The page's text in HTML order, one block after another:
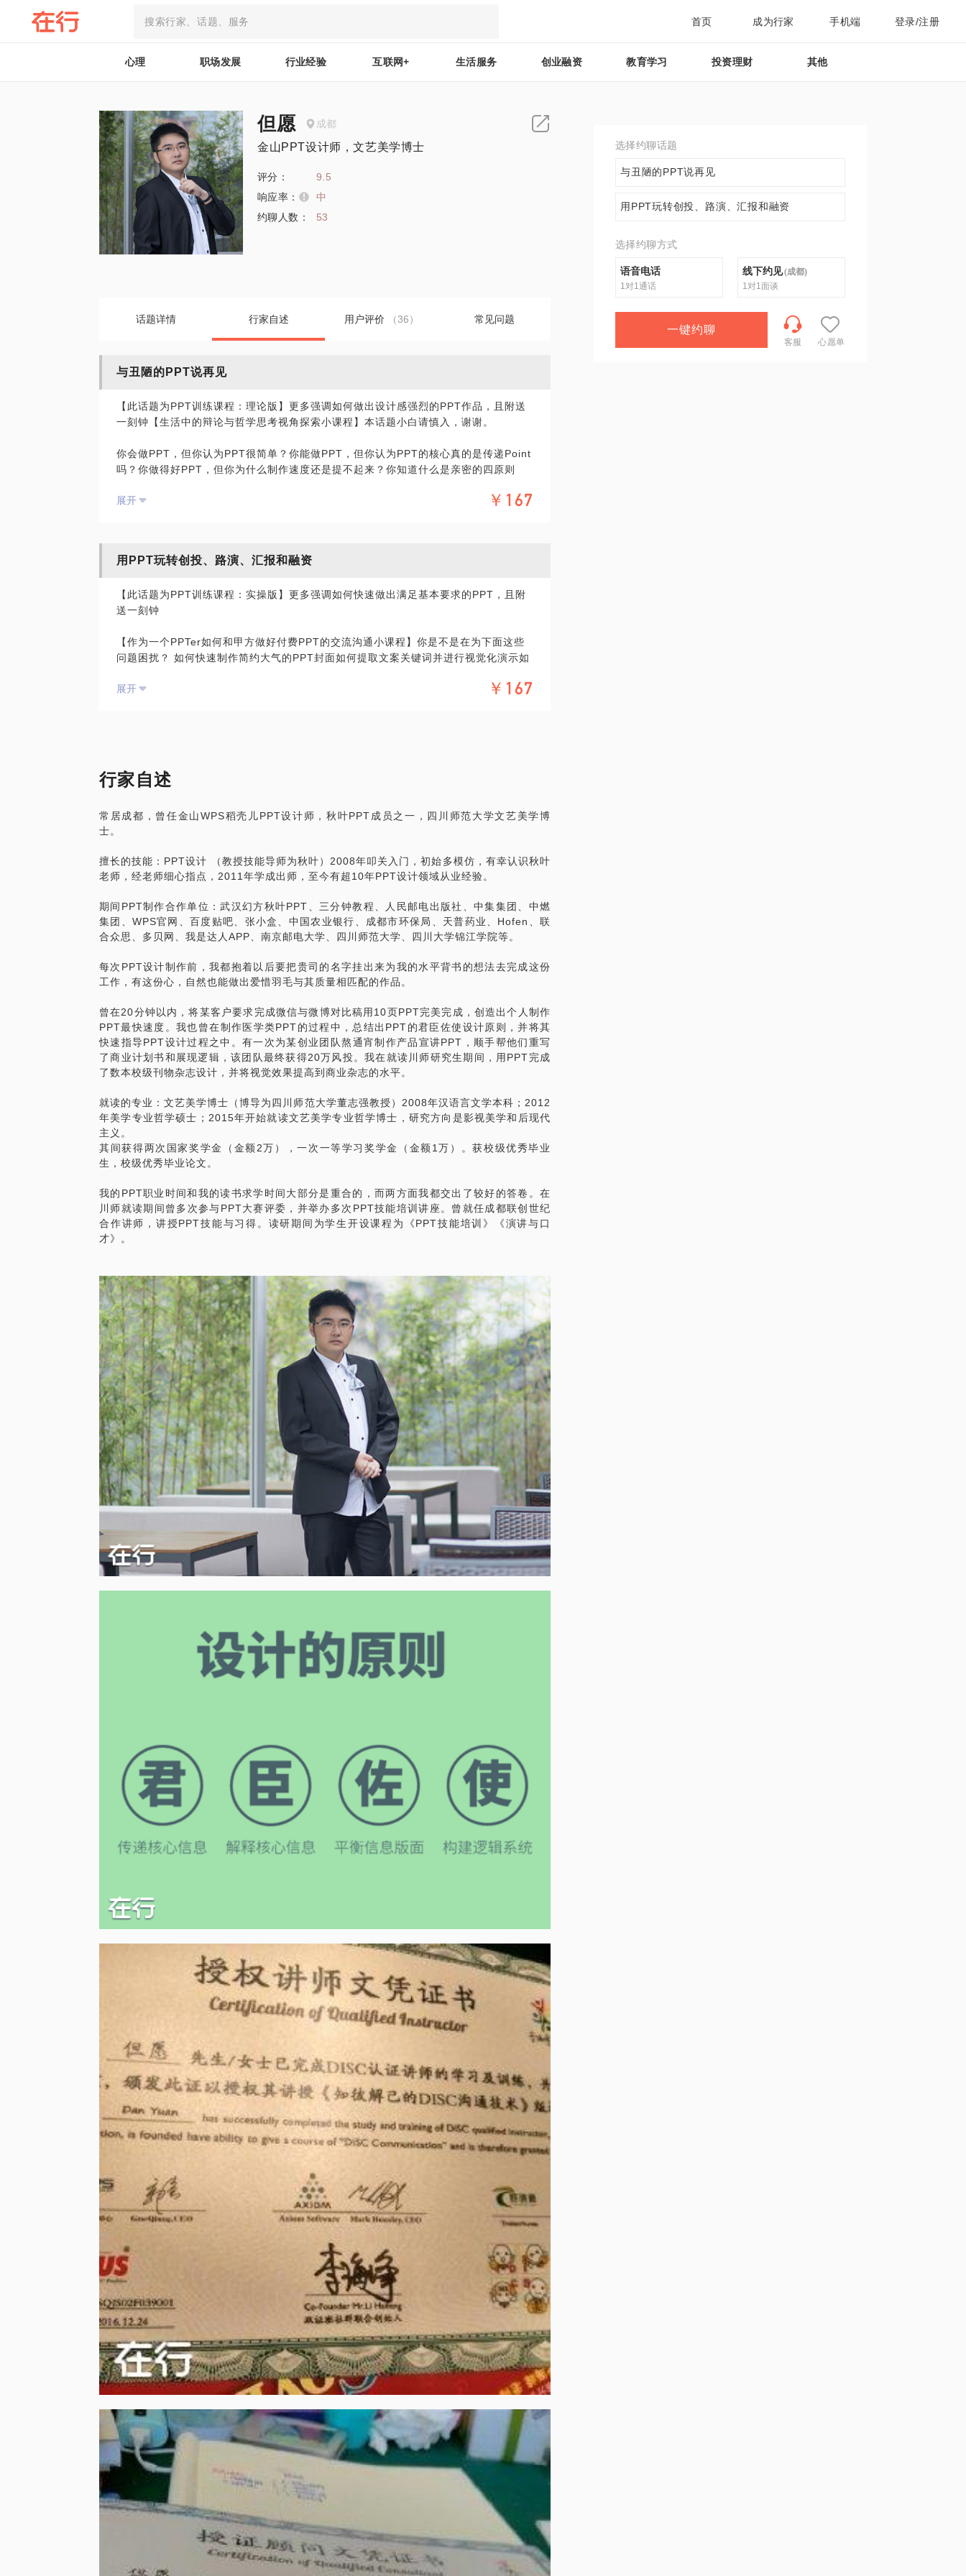
首页 成为行家 手机端 登录/注册
心理 职场发展 行业经验 互联网+ 生活服务 创业融资 教育学习 投资理财 其他
但愿 成都
金山PPT设计师，文艺美学博士
评分：
9.5
响应率：
中
约聊人数：
53
话题详情 行家自述 用户评价 （36） 常见问题
与丑陋的PPT说再见
【此话题为PPT训练课程：理论版】更多强调如何做出设计感强烈的PPT作品，且附送
一刻钟【生活中的辩论与哲学思考视角探索小课程】本话题小白请慎入，谢谢。
你会做PPT，但你认为PPT很简单？你能做PPT，但你认为PPT的核心真的是传递Point
吗？你做得好PPT，但你为什么制作速度还是提不起来？你知道什么是亲密的四原则
豪斯学派提出了点线面吗？你知道中医药的君臣佐使如何指导PPT设计理念？你知道掌
的人才懂得怎么总结怎么运用。大多数初学者根本连逻辑和下笔都没有跟上观察，就不
家消化。你没办法靠感性作画去练，那不就得靠理性作画去练了嘛。
矣。法于何立？立于一画。一画者，众有之本，万象之根。见用于神，藏用于人，而世
人不知。所以一画之法，乃自我立。立一画之法者，盖以无法生有法，以有法贯众法
于中。 自一以分万，自万以治一。化一而成掞缊，天下之能事毕矣。 任何技艺都是如
在PPT行业，这样的人更多。所有说PPT是传递point的人，基本上都是缺乏基本的逻
辑。PPT传递point？那么PS不传递point？AI不传递point？海报不传递point？这哪是P
用的不是辅助工具？那么什么是用ppt思维思考ppt。其实就是设计思维。你听说过用ps
思维制作ps？听说过用ai思维制作ai？不要被这种循环解释的名词迷惑了。名字叫powe
photo变得shop？ 再说一遍，本话题小白请慎入；接受在咖啡店、茶楼、KFC等一切有
网络的地方聊天；在见面前请带上你的1-3份作品，我们一起分析，如果有电脑，最好也
带上。
————————————————————————
关于价格要稍微详细地说一下：①面见一位学员一小时是300元，如在同一时间段面见
超过一位学员，新增一位就会新增20%的费用。【如1小时2学员是 300+60元，2小时2
学员是2*（360）元】②由于PPT话题的特殊性，在行约见学员与员工培训比较相似，
按照现场人数和面见地点（即不在咖啡厅在公司内）情况认定。一旦认定为员工培训，
且超过1.5个小时。将按照每1.5小时800元进行收费，并报销来往交通费。③在面见前
好的设计理念，助你PPT设计上天
展开 ￥167
用PPT玩转创投、路演、汇报和融资
【此话题为PPT训练课程：实操版】更多强调如何快速做出满足基本要求的PPT，且附
送一刻钟
【作为一个PPTer如何和甲方做好付费PPT的交流沟通小课程】你是不是在为下面这些
问题困扰？ 如何快速制作简约大气的PPT封面如何提取文案关键词并进行视觉化演示如
在不能改变原始结构的前提下，将PPT降噪如何将关系图美观化
如何用PPT制作灯箱广告如何用PPT快速完成分享总结
如何用PPT制作商用个人名片/专家介绍
如何用PPT制作热点营销
【逻辑】将你的商演PPT以更具有说服力的逻辑和结构发布
【文案】商务化商演PPT演讲过程中的文案，使其更具传播性
——————————————————————
最后达到“三化”——逻辑清晰化、文案传播化、版面美观化
——————————————————————
程、中集集团、中燃集团、天普药业、Hofen、联合众思、WPS官网、百度贴吧、多贝
网、我是达人、海港集团、Wemedia、多听电台、U148、中国移动、时代凯瑞、明思
教育、联创世纪政教：成都市高新区环保局、清远市政府、人民邮电出版社、中小学生
创新作文大赛四川组委会、邓飞-免费午餐、中国人民解放军集团军（建军节宣传PP
T）、中国大学的历史与走向讲座学校：南京邮电大学、四川大学、武汉理工大学、四川
师范大学、川师附中、成都四中外国语实验中学、西南石油大学、四川大学锦江学院、
美学与美育研究中心银行：中国农业银行、中国建设银行杂志：天堂桌子读书会电子
阿坝州州级培训汇编、第七届全国美学大会论文集、2014年川师研究生论文集读书笔
记：崔卫平《迷人的谎言》、余秀华《月光落在左手上》、高罗佩《秘戏图考》、克里
斯·安德森 《免费》、Thomas Cathcart Daniel Klein 《每个人都会死， 但我总以为
自己不会》、程苓峰《自由人》个人：玛丽莲梦露纪念PPT、赵本山春晚纪念PPT、方
韩大战全程回顾PPT、冰桶挑战全程回顾PPT
在和您见面之前，麻烦您提供具体的问题，并提前与我联系，发送相关PPT，我将提前
为您诊断其中的问题，方面见面详细分析，谢谢。 修改案例：川师大世宗学堂（同样的
模板给不同的人做）
新媒体时代下的视觉化演示
展开 ￥167
行家自述
常居成都，曾任金山WPS稻壳儿PPT设计师，秋叶PPT成员之一，四川师范大学文艺美学博
士。
擅长的技能：PPT设计 （教授技能导师为秋叶）2008年叩关入门，初始多模仿，有幸认识秋叶
老师，经老师细心指点，2011年学成出师，至今有超10年PPT设计领域从业经验。
期间PPT制作合作单位：武汉幻方秋叶PPT、三分钟教程、人民邮电出版社、中集集团、中燃
集团、WPS官网、百度贴吧、张小盒、中国农业银行、成都市环保局、天普药业、Hofen、联
合众思、多贝网、我是达人APP、南京邮电大学、四川师范大学、四川大学锦江学院等。
每次PPT设计制作前，我都抱着以后要把贵司的名字挂出来为我的水平背书的想法去完成这份
工作，有这份心，自然也能做出爱惜羽毛与其质量相匹配的作品。
曾在20分钟以内，将某客户要求完成微信与微博对比稿用10页PPT完美完成，创造出个人制作
PPT最快速度。我也曾在制作医学类PPT的过程中，总结出PPT的君臣佐使设计原则，并将其
快速指导PPT设计过程之中。有一次为某创业团队熬通宵制作产品宣讲PPT，顺手帮他们重写
了商业计划书和展现逻辑，该团队最终获得20万风投。我在就读川师研究生期间，用PPT完成
了数本校级刊物杂志设计，并将视觉效果提高到商业杂志的水平。
就读的专业：文艺美学博士（博导为四川师范大学董志强教授）2008年汉语言文学本科；2012
年美学专业哲学硕士；2015年开始就读文艺美学专业哲学博士，研究方向是影视美学和后现代
主义。
其间获得两次国家奖学金（金额2万），一次一等学习奖学金（金额1万）。获校级优秀毕业
生，校级优秀毕业论文。
我的PPT职业时间和我的读书求学时间大部分是重合的，而两方面我都交出了较好的答卷。在
川师就读期间曾多次参与PPT大赛评委，并举办多次PPT技能培训讲座。曾就任成都联创世纪
合作讲师，讲授PPT技能与习得。读研期间为学生开设课程为《PPT技能培训》《演讲与口
才》。
选择约聊话题
与丑陋的PPT说再见
用PPT玩转创投、路演、汇报和融资
选择约聊方式
语音电话
1对1通话
线下约见(成都)
1对1面谈
一键约聊
客服 心愿单